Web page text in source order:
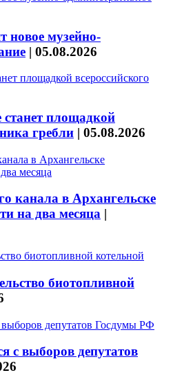
новое музейно-
| 05.08.2026
станет площадкой
гребли | 05.08.2026
канала в Архангельске
на два месяца |
биотопливной
с выборов депутатов